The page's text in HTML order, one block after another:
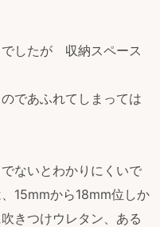
したが 収納スペース
であふれてしまっては
ないとわかりにくいで
15mmから18mm位しか
きつけウレタン、ある